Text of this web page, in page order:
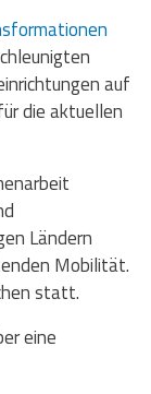
auf
die aktuellen
Ländern
Mobilität.
statt.
eine